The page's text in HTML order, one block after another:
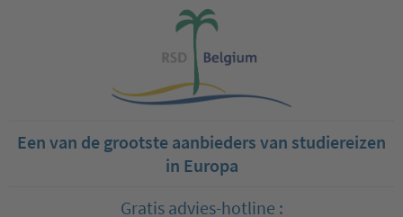
Een van de grootste aanbieders van studiereizen
in Europa
Gratis advies-hotline :